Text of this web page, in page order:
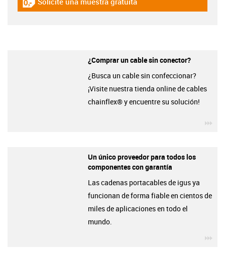
igus-icon-gratismuster
¿Comprar un cable sin conector?
¿Busca un cable sin confeccionar?
¡Visite nuestra tienda online de cables
chainflex® y encuentre su solución!
Un único proveedor para todos los
componentes con garantía
Las cadenas portacables de igus ya
funcionan de forma fiable en cientos de
miles de aplicaciones en todo el
mundo.